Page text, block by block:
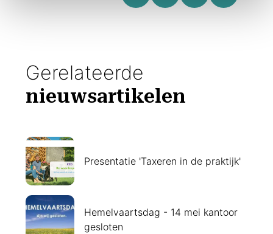
Gerelateerde
nieuwsartikelen
Presentatie 'Taxeren in de praktijk'
Hemelvaartsdag - 14 mei kantoor
gesloten